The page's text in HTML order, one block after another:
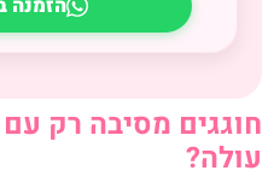
הזמנה
חוגגים מסיבה רק
עולה?